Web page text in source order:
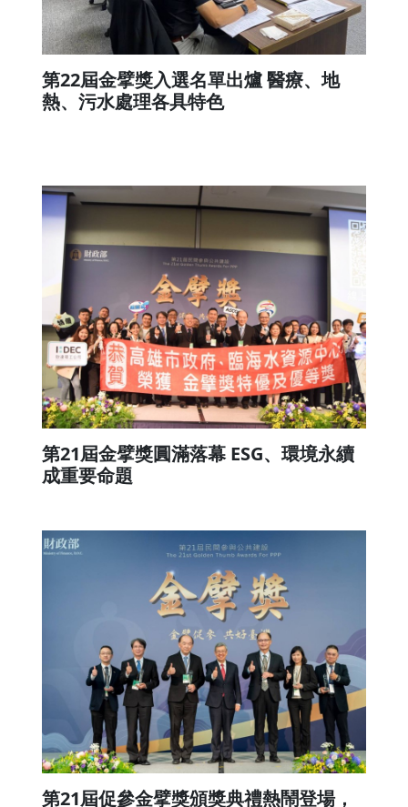
第22屆金擘獎入選名單出爐 醫療、地
熱、污水處理各具特色
第21屆金擘獎圓滿落幕 ESG、環境永續
成重要命題
第21屆促參金擘獎頒獎典禮熱鬧登場，